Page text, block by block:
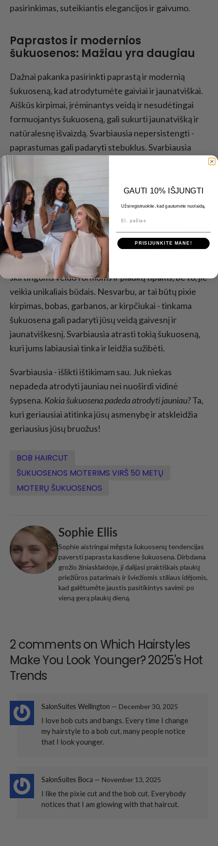
pasirinkimas, suteikiantis elegancijos ir gaivumo.
Paprastos ir modernios
šukuosenos: Mažiau yra daugiau
Dažnai pakanka pasirinkti paprastą ir modernią
šukuoseną, kad atrodytumėte gaiviai ir jaunatviškai.
Aiškūs kirpimai, įrėminantys veidą ir nesudėtingai
formuojantys šukuoseną, gali sukurti jaunatvišką ir
natūralesnę išvaizdą. Svarbiausia nepersistengti -
paprastumas gali padaryti stebuklus. Svarbiausia
pamatytumėte, kas jums tinka geriausiai.
Kurios šukuosenos padeda
atrodyti jauniau? - Išvada
Kokia šukuosena padeda atrodyti jauniau?Vieno
atsakymo į šį klausimą nėra. Skirtingi stiliai tinka
skirtingoms veido formoms ir plaukų tipams, be to, jie
veikia unikaliais būdais. Nesvarbu, ar tai būtų pixie
kirpimas, bobas, garbanos, ar kirpčiukai - tinkama
šukuosena gali padaryti jūsų veidą gaivesnį ir
jaunatviškesnį. Svarbiausia atrasti tokią šukuoseną,
kuri jums labiausiai tinka ir leidžia sužibėti.
Svarbiausia - išlikti ištikimam sau. Juk niekas
nepadeda atrodyti jauniau nei nuoširdi vidinė
šypsena. Kokia šukuosena padeda atrodyti jauniau?Ta,
kuri geriausiai atitinka jūsų asmenybę ir atskleidžia
geriausius jūsų bruožus!
BOB HAIRCUT
ŠUKUOSENOS MOTERIMS VIRŠ 50 METŲ
MOTERŲ ŠUKUOSENOS
Sophie Ellis
Sophie aistringai mėgsta šukuosenų tendencijas
paversti paprasta kasdiene šukuosena. Dirbdama
grožio žiniasklaidoje, ji dalijasi praktiškais plaukų
priežiūros patarimais ir šviežiomis stiliaus idėjomis,
kad galėtumėte jaustis pasitikintys savimi: po
vieną gerą plaukų dieną.
2 comments on Which Hairstyles
Make You Look Younger? 2025's Hot
Trends
SalonSuites Wellington — December 30, 2025
I love bob cuts and bangs. Every time I change
my hairstyle to a bob cut, many people notice
that I look younger.
SalonSuites Boca — November 13, 2025
I like the pixie cut and the bob cut. Everybody
notices that I am glowing with that haircut.
GAUTI 10% IŠJUNGTI
Užsiregistruokite, kad gautumėte nuolaidą.
PRISIJUNKITE MANE!